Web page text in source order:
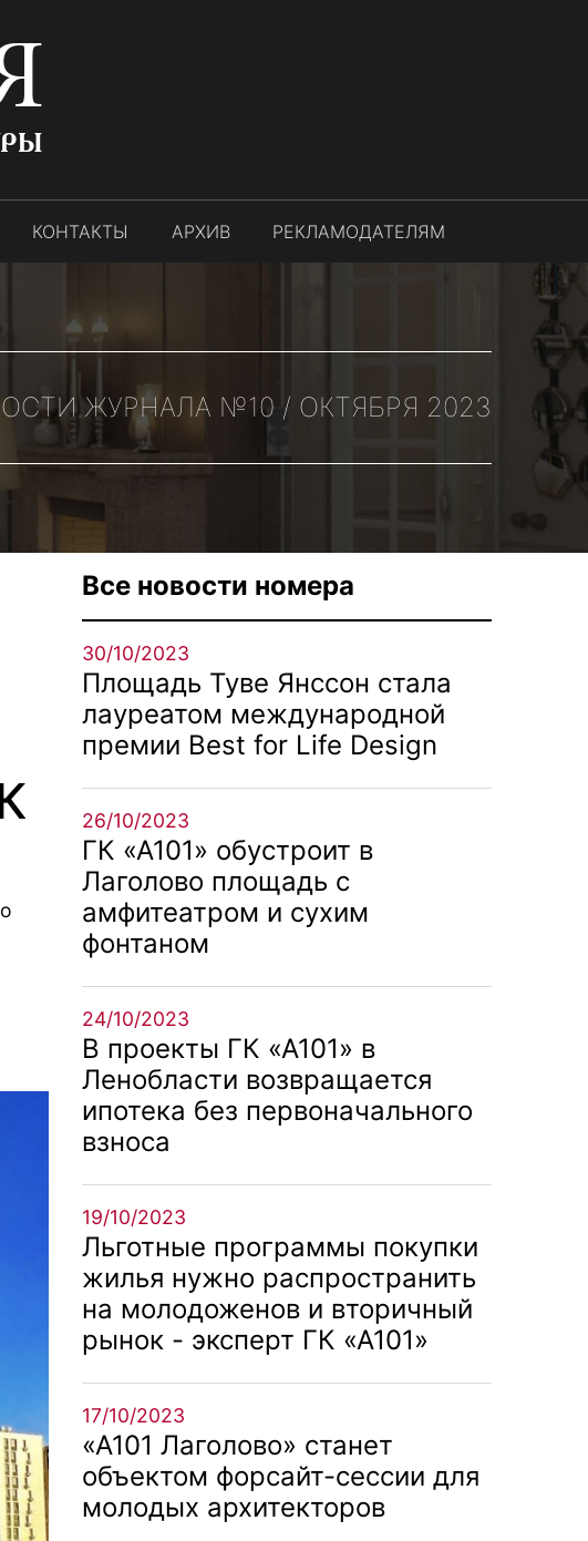
КОНТАКТЫ АРХИВ РЕКЛАМОДАТЕЛЯМ
ЖУРНАЛА №10 / ОКТЯБРЯ 2023
Все новости номера
30/10/2023
Площадь Туве Янссон стала
лауреатом международной
премии Best for Life Design
26/10/2023
ГК «А101» обустроит в
Лаголово площадь с
амфитеатром и сухим
фонтаном
24/10/2023
В проекты ГК «А101» в
Ленобласти возвращается
ипотека без первоначального
взноса
19/10/2023
Льготные программы покупки
жилья нужно распространить
на молодоженов и вторичный
рынок - эксперт ГК «А101»
17/10/2023
«А101 Лаголово» станет
объектом форсайт-сессии для
молодых архитекторов